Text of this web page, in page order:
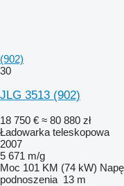
(902)
30
JLG 3513 (902)
18 750 € ≈ 80 880 zł
Ładowarka teleskopowa
2007
5 671 m/g
Moc 101 KM (74 kW)
podnoszenia 13 m